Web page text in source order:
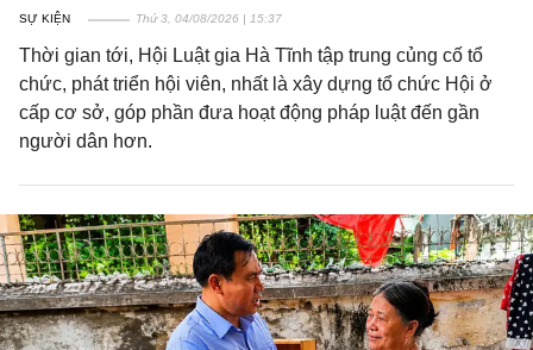
SỰ KIỆN Thứ 3, 04/08/2026 | 15:37
Thời gian tới, Hội Luật gia Hà Tĩnh tập trung củng cố tổ
chức, phát triển hội viên, nhất là xây dựng tổ chức Hội ở
cấp cơ sở, góp phần đưa hoạt động pháp luật đến gần
người dân hơn.